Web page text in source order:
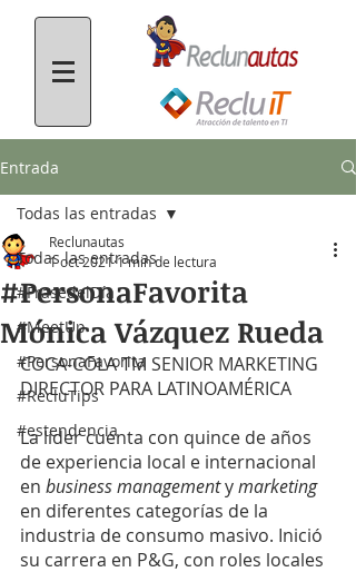
Entrada
Todas las entradas
#FrasedelDía
#MeetUp
#PersonaFavorita
#RecluTips
#estendencia
Todas las entradas
#PersonaFavorita
Mónica Vázquez Rueda
Reclunautas
1 oct 20211 min de lectura
COCA-COLA TM SENIOR MARKETING
DIRECTOR PARA LATINOAMÉRICA
La líder cuenta con quince de años
de experiencia local e internacional
en business management y marketing
en diferentes categorías de la
industria de consumo masivo. Inició
su carrera en P&G, con roles locales